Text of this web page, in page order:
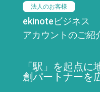
法人のお客様
ekinoteビジネス
アカウントのご紹
「駅」を起点
創パートナーを